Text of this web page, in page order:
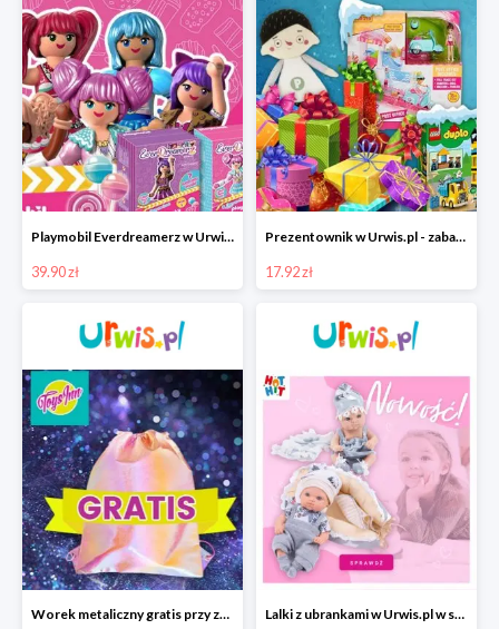
Playmobil Everdreamerz w Urwis.pl za 39,90 zł
39.90 zł
Prezentownik w Urwis.pl - zabawki dla dzieci od 17.92 zł
17.92 zł
Worek metaliczny gratis przy zakupie akcesoriów TOYS INN Lalki z ubrankami w Urwis.pl w super cenach